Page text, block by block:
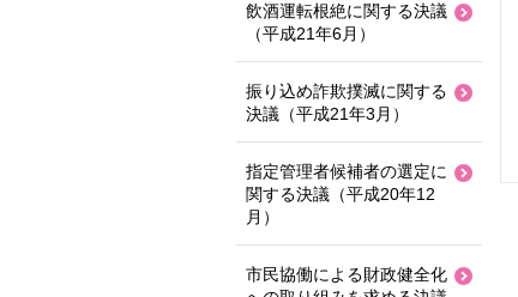
飲酒運転根絶に関する決議
（平成21年6月）
振り込め詐欺撲滅に関する
決議（平成21年3月）
指定管理者候補者の選定に
関する決議（平成20年12
月）
市民協働による財政健全化